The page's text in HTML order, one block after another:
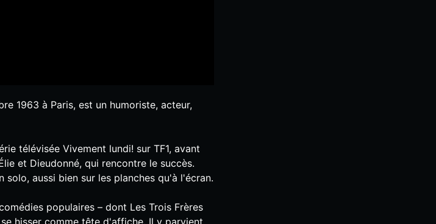
1963 à Paris, est un humoriste, acteur,
télévisée Vivement lundi! sur TF1, avant
et Dieudonné, qui rencontre le succès.
aussi bien sur les planches qu'à l'écran.
populaires – dont Les Trois Frères